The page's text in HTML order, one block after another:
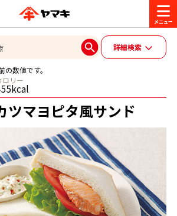
』 ヤマキ 割烹白だし
ップ
しむ
詳細検索
数値です。
ロリー
ツマヨピタ風サンド